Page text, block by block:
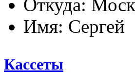
Откуда:
Имя: Сергей
Кассеты